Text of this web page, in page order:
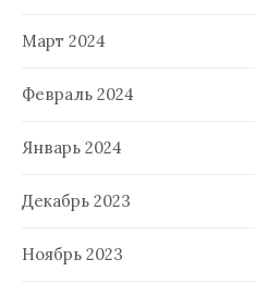
Март 2024
Февраль 2024
Январь 2024
Декабрь 2023
Ноябрь 2023